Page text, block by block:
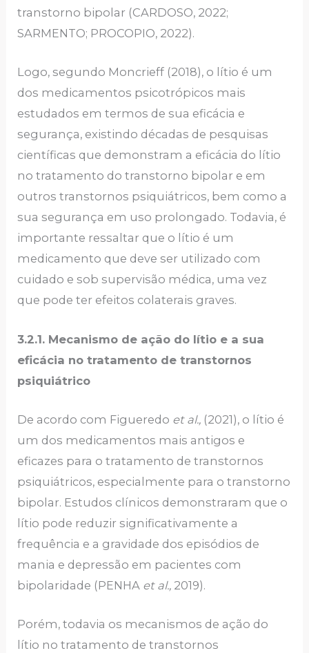
transtorno bipolar (CARDOSO, 2022;
SARMENTO; PROCOPIO, 2022).
Logo, segundo Moncrieff (2018), o lítio é um
dos medicamentos psicotrópicos mais
estudados em termos de sua eficácia e
segurança, existindo décadas de pesquisas
científicas que demonstram a eficácia do lítio
no tratamento do transtorno bipolar e em
outros transtornos psiquiátricos, bem como a
sua segurança em uso prolongado. Todavia, é
importante ressaltar que o lítio é um
medicamento que deve ser utilizado com
cuidado e sob supervisão médica, uma vez
que pode ter efeitos colaterais graves.
3.2.1. Mecanismo de ação do lítio e a sua
eficácia no tratamento de transtornos
psiquiátrico
De acordo com Figueredo et al., (2021), o lítio é
um dos medicamentos mais antigos e
eficazes para o tratamento de transtornos
psiquiátricos, especialmente para o transtorno
bipolar. Estudos clínicos demonstraram que o
lítio pode reduzir significativamente a
frequência e a gravidade dos episódios de
mania e depressão em pacientes com
bipolaridade (PENHA et al., 2019).
Porém, todavia os mecanismos de ação do
lítio no tratamento de transtornos